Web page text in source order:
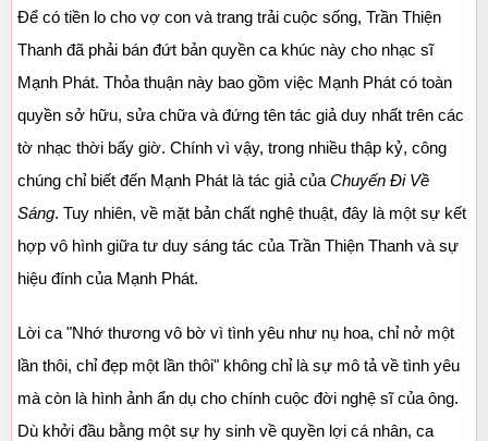
Để có tiền lo cho vợ con và trang trải cuộc sống, Trần Thiện
Thanh đã phải bán đứt bản quyền ca khúc này cho nhạc sĩ
Mạnh Phát. Thỏa thuận này bao gồm việc Mạnh Phát có toàn
quyền sở hữu, sửa chữa và đứng tên tác giả duy nhất trên các
tờ nhạc thời bấy giờ. Chính vì vậy, trong nhiều thập kỷ, công
chúng chỉ biết đến Mạnh Phát là tác giả của Chuyến Đi Về
Sáng. Tuy nhiên, về mặt bản chất nghệ thuật, đây là một sự kết
hợp vô hình giữa tư duy sáng tác của Trần Thiện Thanh và sự
hiệu đính của Mạnh Phát.
Lời ca "Nhớ thương vô bờ vì tình yêu như nụ hoa, chỉ nở một
lần thôi, chỉ đẹp một lần thôi" không chỉ là sự mô tả về tình yêu
mà còn là hình ảnh ẩn dụ cho chính cuộc đời nghệ sĩ của ông.
Dù khởi đầu bằng một sự hy sinh về quyền lợi cá nhân, ca